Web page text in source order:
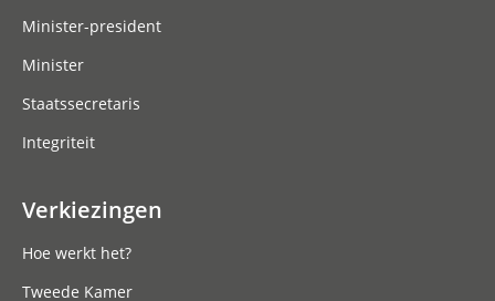
Minister-president
Minister
Staatssecretaris
Integriteit
Verkiezingen
Hoe werkt het?
Tweede Kamer